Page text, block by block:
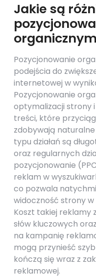
Jakie są
Pozycjonowanie
podejścia do
internetowej w
Pozycjonowanie
optymalizacji strony
treści, które
zdobywają
typu działań są
oraz regularnych
pozycjonowanie
reklam w
co pozwala
widoczność strony w
Koszt takiej reklamy
słów kluczowych
na kampanię
mogą przynieść
kończą się wraz z
reklamowej.